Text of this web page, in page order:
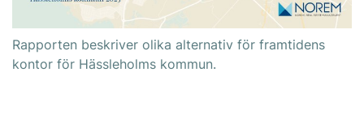
Rapporten beskriver olika alternativ för framtidens
kontor för Hässleholms kommun.